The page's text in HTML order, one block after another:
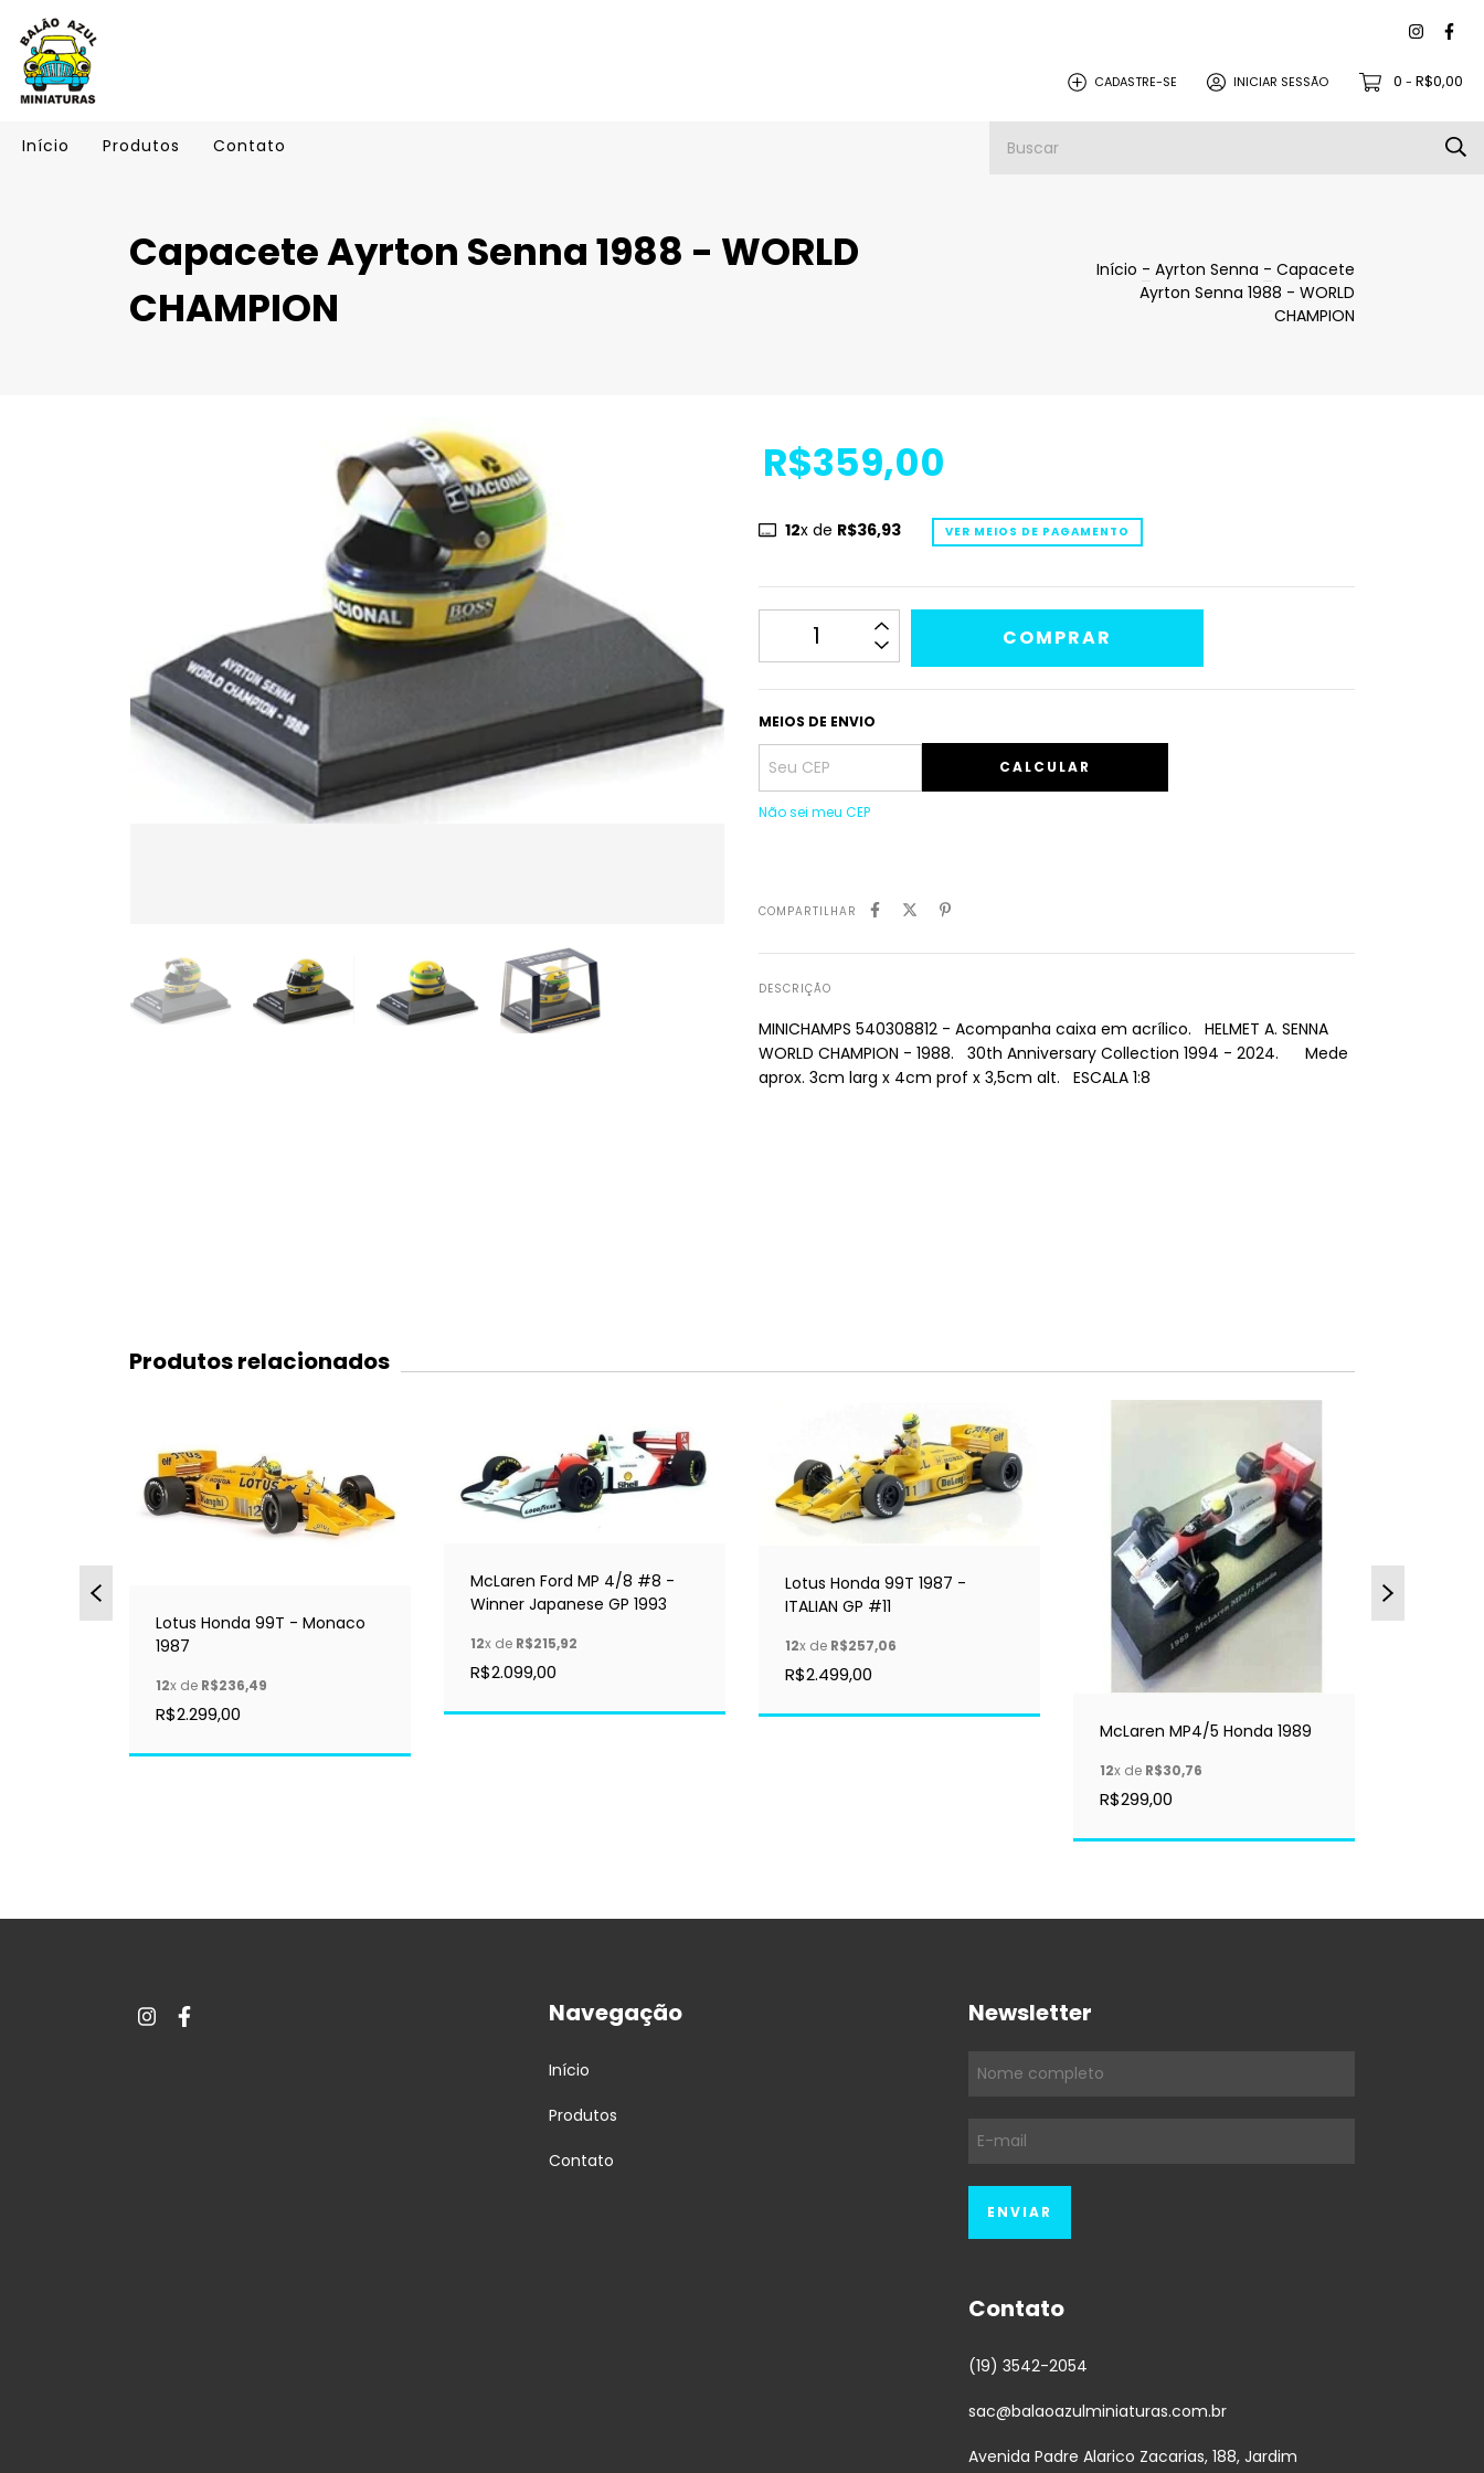
CADASTRE-SE INICIAR SESSÃO 0 - R$0,00
Início Produtos Contato
Capacete Ayrton Senna 1988 - WORLD
CHAMPION
Início - Ayrton Senna - Capacete
Ayrton Senna 1988 - WORLD
CHAMPION
R$359,00
12x de R$36,93 VER MEIOS DE PAGAMENTO
MEIOS DE ENVIO
CALCULAR
Não sei meu CEP
COMPARTILHAR
DESCRIÇÃO
MINICHAMPS 540308812 - Acompanha caixa em acrílico. HELMET A. SENNA
WORLD CHAMPION - 1988. 30th Anniversary Collection 1994 - 2024. Mede
aprox. 3cm larg x 4cm prof x 3,5cm alt. ESCALA 1:8
Produtos relacionados
Lotus Honda 99T - Monaco
1987
12x de R$236,49
R$2.299,00
McLaren Ford MP 4/8 #8 -
Winner Japanese GP 1993
12x de R$215,92
R$2.099,00
Lotus Honda 99T 1987 -
ITALIAN GP #11
12x de R$257,06
R$2.499,00
McLaren MP4/5 Honda 1989
12x de R$30,76
R$299,00
Navegação
Início
Produtos
Contato
Newsletter
Contato
(19) 3542-2054
sac@balaoazulminiaturas.com.br
Avenida Padre Alarico Zacarias, 188, Jardim